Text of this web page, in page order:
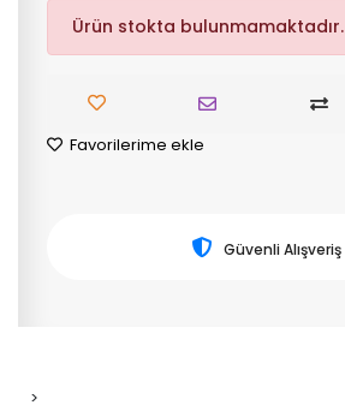
Ürün stokta bulunmamaktadır.
Favorilerime ekle
Güvenli Alışveriş
>